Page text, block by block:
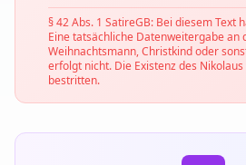
§ 42 Abs. 1 SatireGB: Bei diesem Text
Eine tatsächliche Datenweitergabe an
Weihnachtsmann, Christkind oder
erfolgt nicht. Die Existenz des
bestritten.